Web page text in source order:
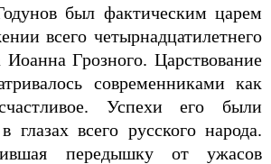
был фактическим царем
всего четырнадцатилетнего
Грозного. Царствование
современниками как
Успехи его были
глазах всего русского народа.
передышку от ужасов